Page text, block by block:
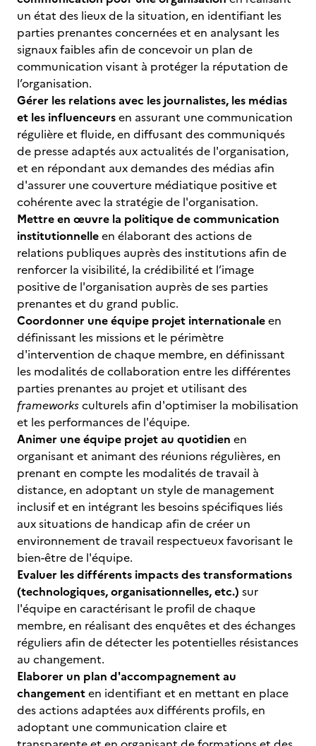
un état des lieux de la situation, en identifiant les
parties prenantes concernées et en analysant les
signaux faibles afin de concevoir un plan de
communication visant à protéger la réputation de
l’organisation.
Gérer les relations avec les journalistes, les médias
et les influenceursen assurant une communication
régulière et fluide, en diffusant des communiqués
de presse adaptés aux actualités de l'organisation,
et en répondant aux demandes des médias afin
d'assurer une couverture médiatique positive et
cohérente avec la stratégie de l'organisation.
Mettre en œuvre la politique de communication
institutionnelleen élaborant des actions de
relations publiques auprès des institutions afin de
renforcer la visibilité, la crédibilité et l’image
positive de l'organisation auprès de ses parties
prenantes et du grand public.
Coordonner une équipe projet internationaleen
définissant les missions et le périmètre
d'intervention de chaque membre, en définissant
les modalités de collaboration entre les différentes
parties prenantes au projet et utilisant des
frameworksculturels afin d'optimiser la mobilisation
et les performances de l'équipe.
Animer une équipe projet au quotidien en
organisant et animant des réunions régulières, en
prenant en compte les modalités de travail à
distance, en adoptant un style de management
inclusif et en intégrant les besoins spécifiques liés
aux situations de handicap afin de créer un
environnement de travail respectueux favorisant le
bien-être de l'équipe.
Evaluer les différents impacts des transformations
(technologiques, organisationnelles, etc.) sur
l'équipe en caractérisant le profil de chaque
membre, en réalisant des enquêtes et des échanges
réguliers afin de détecter les potentielles résistances
au changement.
Elaborer un plan d'accompagnement au
changementen identifiant et en mettant en place
des actions adaptées aux différents profils, en
adoptant une communication claire et